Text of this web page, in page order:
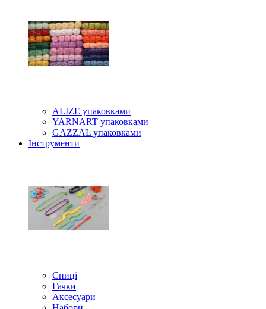
ALIZE упаковками
YARNART упаковками
GAZZAL упаковками
Інструменти
Спиці
Гачки
Аксесуари